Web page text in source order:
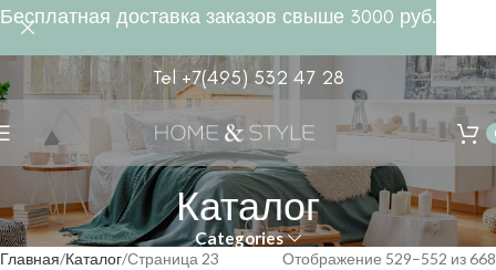
Tel +7(495) 532 47 28
Каталог
Categories
Главная Каталог Страница 23 Отображение 529–552 из 668
Бесплатная доставка заказов свыше 3000 руб.